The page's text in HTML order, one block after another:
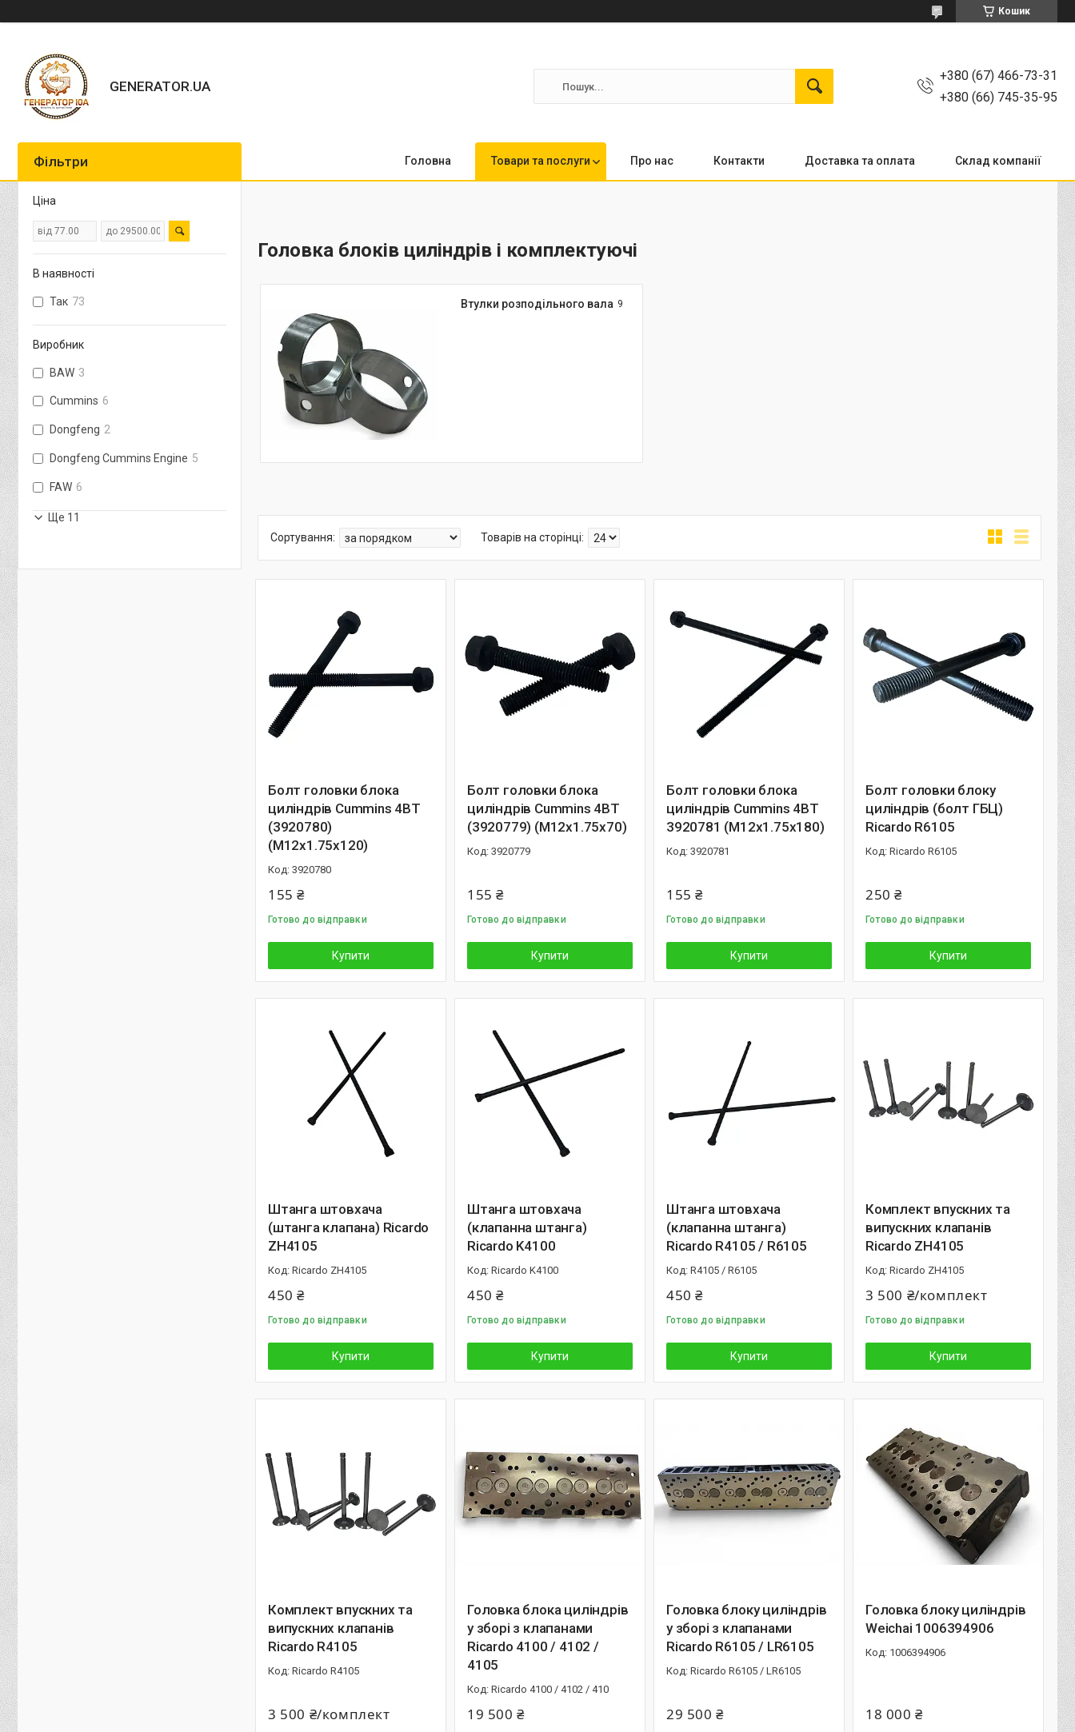
Кошик
GENERATOR.UA
+380 (67) 466-73-31
+380 (66) 745-35-95
Головна Товари та послуги Про нас Контакти Доставка та оплата Склад компанії
Головка блоків циліндрів і комплектуючі
Втулки розподільного вала 9
Болт головки блока
циліндрів Cummins 4BT
(3920780)
(M12x1.75x120)
3920780
155 ₴
Готово до відправки
Купити
Болт головки блока
циліндрів Cummins 4BT
(3920779) (M12x1.75x70)
3920779
155 ₴
Готово до відправки
Купити
Болт головки блока
циліндрів Cummins 4BT
3920781 (M12x1.75x180)
3920781
155 ₴
Готово до відправки
Купити
Болт головки блоку
циліндрів (болт ГБЦ)
Ricardo R6105
Ricardo R6105
250 ₴
Готово до відправки
Купити
Штанга штовхача
(штанга клапана) Ricardo
ZH4105
Ricardo ZH4105
450 ₴
Готово до відправки
Купити
Штанга штовхача
(клапанна штанга)
Ricardo K4100
Ricardo K4100
450 ₴
Готово до відправки
Купити
Штанга штовхача
(клапанна штанга)
Ricardo R4105 / R6105
R4105 / R6105
450 ₴
Готово до відправки
Купити
Комплект впускних та
випускних клапанів
Ricardo ZH4105
Ricardo ZH4105
3 500 ₴/комплект
Готово до відправки
Купити
Комплект впускних та
випускних клапанів
Ricardo R4105
Ricardo R4105
3 500 ₴/комплект
Головка блока циліндрів
у зборі з клапанами
Ricardo 4100 / 4102 /
4105
Ricardo 4100 / 4102 / 410
19 500 ₴
Головка блоку циліндрів
у зборі з клапанами
Ricardo R6105 / LR6105
Ricardo R6105 / LR6105
29 500 ₴
Головка блоку циліндрів
Weichai 1006394906
1006394906
18 000 ₴
Фільтри
Ціна
В наявності
Так 73
Виробник
BAW 3
Cummins 6
Dongfeng 2
Dongfeng Cummins Engine 5
FAW 6
Ще 11